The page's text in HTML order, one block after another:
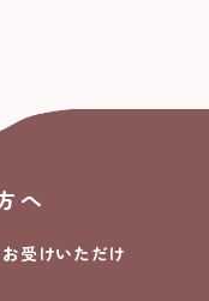
へ
受けいただけ